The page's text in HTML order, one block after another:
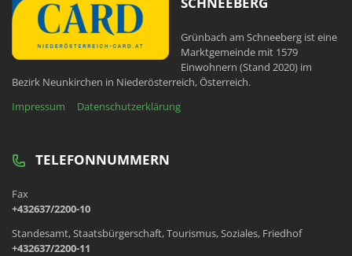
Grünbach am Schneeberg ist eine
Marktgemeinde mit 1579
Einwohnern (Stand 2020) im
Bezirk Neunkirchen in Niederösterreich, Österreich.
Impressum
Datenschutzerklärung
TELEFONNUMMERN
Fax
+432637/2200-10
Standesamt, Staatsbürgerschaft, Tourismus, Soziales, Friedhof
+432637/2200-11